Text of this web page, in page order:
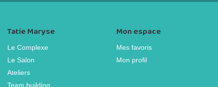
Tatie Maryse
Le Complexe
Le Salon
Ateliers
Team building
Mon espace
Mes favoris
Mon profil